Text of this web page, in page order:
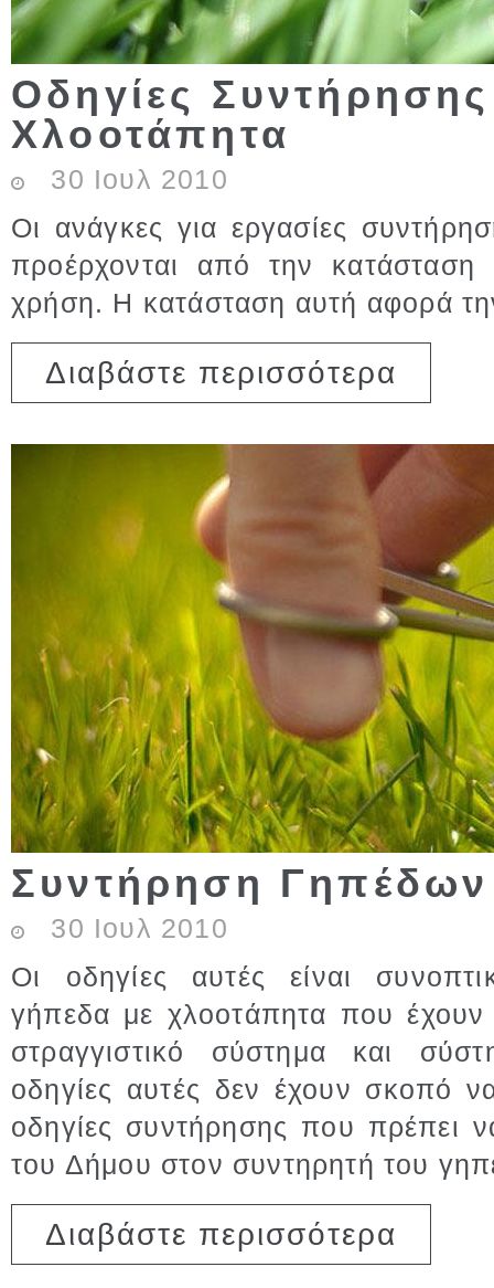
Οδηγίες Συντήρησης
Χλοοτάπητα
30 Ιουλ 2010
Οι ανάγκες για εργασίες
προέρχονται από την κατάσταση
χρήση. Η κατάσταση αυτή αφορά
Διαβάστε περισσότερα
Συντήρηση
30 Ιουλ 2010
Οι οδηγίες αυτές είναι
γήπεδα με χλοοτάπητα που έχουν
στραγγιστικό σύστημα και
οδηγίες αυτές δεν έχουν σκοπό
οδηγίες συντήρησης που πρέπει
του Δήμου στον συντηρητή του
Διαβάστε περισσότερα